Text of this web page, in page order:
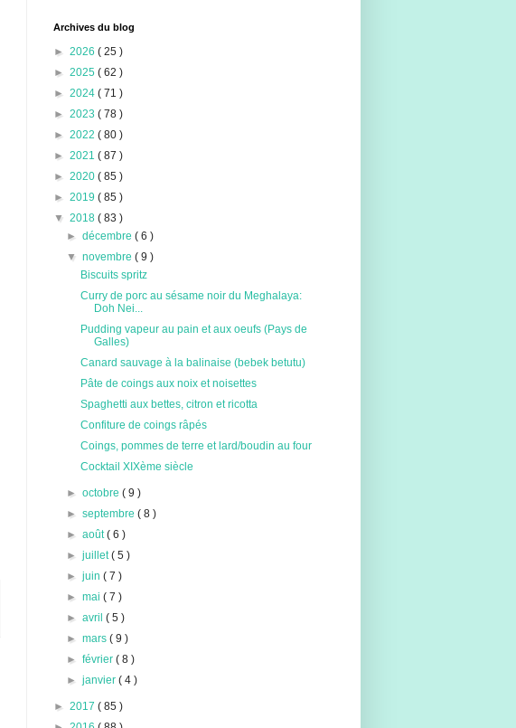
Archives du blog
► 2026 ( 25 )
► 2025 ( 62 )
► 2024 ( 71 )
► 2023 ( 78 )
► 2022 ( 80 )
► 2021 ( 87 )
► 2020 ( 85 )
► 2019 ( 85 )
▼ 2018 ( 83 )
►décembre( 6 )
▼novembre( 9 )
Biscuits spritz
Curry de porc au sésame noir du Meghalaya:
Doh Nei...
Pudding vapeur au pain et aux oeufs (Pays de
Galles)
Canard sauvage à la balinaise (bebek betutu)
Pâte de coings aux noix et noisettes
Spaghetti aux bettes, citron et ricotta
Confiture de coings râpés
Coings, pommes de terre et lard/boudin au four
Cocktail XIXème siècle
►octobre( 9 )
►septembre( 8 )
►août( 6 )
►juillet( 5 )
►juin( 7 )
►mai( 7 )
►avril( 5 )
►mars( 9 )
►février( 8 )
►janvier( 4 )
► 2017 ( 85 )